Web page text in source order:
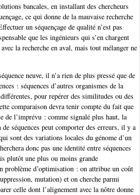
bancales, en installant des chercheurs
ce qui donne de la mauvaise recherche
un séquençage de qualité n’est pas
que les ingénieurs qui s’en chargent
la recherche en aval, mais tout mélanger ne
neuve, il n’a rien de plus pressé que de
: séquences d’autres organismes de la
différentes, pour repérer des similitudes ou des
comparaison devra tenir compte du fait que
de l’imprévu : comme signalé plus haut, la
séquences peut comporter des erreurs, il y a
sont des variations locales du génome d’un
donc pas une identité entre séquences
plutôt une plus ou moins grande
problème d’optimisation : on attribue un coût
mutation) et on cherche parmi
celle dont l’alignement avec la nôtre donne